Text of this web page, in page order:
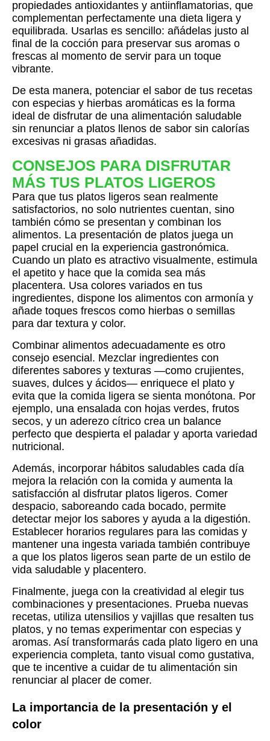
propiedades antioxidantes y antiinflamatorias, que
complementan perfectamente una dieta ligera y
equilibrada. Usarlas es sencillo: añádelas justo al
final de la cocción para preservar sus aromas o
frescas al momento de servir para un toque
vibrante.
De esta manera, potenciar el sabor de tus recetas
con especias y hierbas aromáticas es la forma
ideal de disfrutar de una alimentación saludable
sin renunciar a platos llenos de sabor sin calorías
excesivas ni grasas añadidas.
CONSEJOS PARA DISFRUTAR
MÁS TUS PLATOS LIGEROS
Para que tus platos ligeros sean realmente
satisfactorios, no solo nutrientes cuentan, sino
también cómo se presentan y combinan los
alimentos. La presentación de platos juega un
papel crucial en la experiencia gastronómica.
Cuando un plato es atractivo visualmente, estimula
el apetito y hace que la comida sea más
placentera. Usa colores variados en tus
ingredientes, dispone los alimentos con armonía y
añade toques frescos como hierbas o semillas
para dar textura y color.
Combinar alimentos adecuadamente es otro
consejo esencial. Mezclar ingredientes con
diferentes sabores y texturas —como crujientes,
suaves, dulces y ácidos— enriquece el plato y
evita que la comida ligera se sienta monótona. Por
ejemplo, una ensalada con hojas verdes, frutos
secos, y un aderezo cítrico crea un balance
perfecto que despierta el paladar y aporta variedad
nutricional.
Además, incorporar hábitos saludables cada día
mejora la relación con la comida y aumenta la
satisfacción al disfrutar platos ligeros. Comer
despacio, saboreando cada bocado, permite
detectar mejor los sabores y ayuda a la digestión.
Establecer horarios regulares para las comidas y
mantener una ingesta variada también contribuye
a que los platos ligeros sean parte de un estilo de
vida saludable y placentero.
Finalmente, juega con la creatividad al elegir tus
combinaciones y presentaciones. Prueba nuevas
recetas, utiliza utensilios y vajillas que resalten tus
platos, y no temas experimentar con especias y
aromas. Así transformarás cada plato ligero en una
experiencia completa, tanto visual como gustativa,
que te incentive a cuidar de tu alimentación sin
renunciar al placer de comer.
La importancia de la presentación y el
color